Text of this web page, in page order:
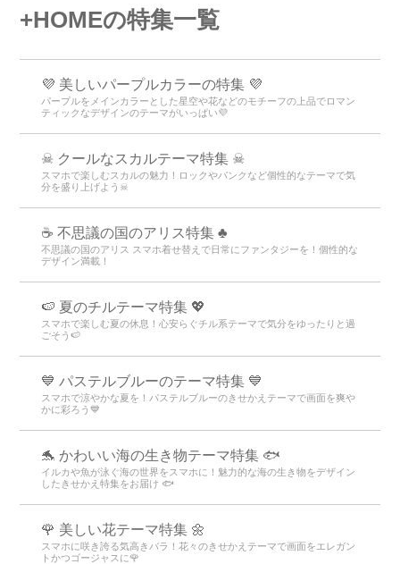
+HOMEの特集一覧
💜 美しいパープルカラーの特集 💜
パープルをメインカラーとした星空や花などのモチーフの上品でロマン
ティックなデザインのテーマがいっぱい💜
☠ クールなスカルテーマ特集 ☠
スマホで楽しむスカルの魅力！ロックやパンクなど個性的なテーマで気
分を盛り上げよう☠
☕ 不思議の国のアリス特集 ♣
不思議の国のアリス スマホ着せ替えで日常にファンタジーを！個性的な
デザイン満載！
🍉 夏のチルテーマ特集 💖
スマホで楽しむ夏の休息！心安らぐチル系テーマで気分をゆったりと過
ごそう🍉
💙 パステルブルーのテーマ特集 💙
スマホで涼やかな夏を！パステルブルーのきせかえテーマで画面を爽や
かに彩ろう💙
🐬 かわいい海の生き物テーマ特集 🐟
イルカや魚が泳ぐ海の世界をスマホに！魅力的な海の生き物をデザイン
したきせかえ特集をお届け 🐟
🌹 美しい花テーマ特集 🌼
スマホに咲き誇る気高きバラ！花々のきせかえテーマで画面をエレガン
トかつゴージャスに🌹